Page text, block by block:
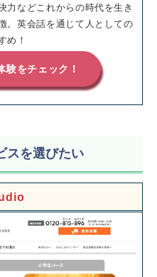
力などこれからの時代を生き
。英会話を通じて人としての
め！
をチェック！
スを選びたい